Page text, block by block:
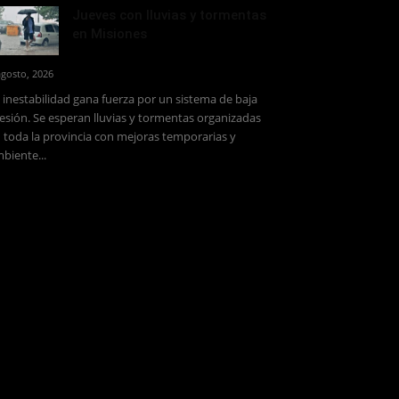
2026
inestabilidad gana fuerza por un sistema de baja
Se esperan lluvias y tormentas organizadas
toda la provincia con mejoras temporarias y